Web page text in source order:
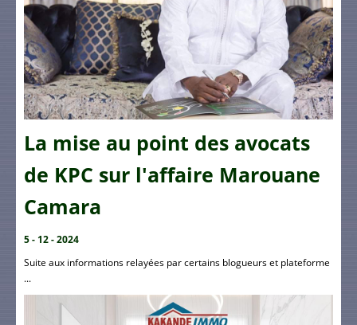
La mise au point des avocats
de KPC sur l'affaire Marouane
Camara
5 - 12 - 2024
Suite aux informations relayées par certains blogueurs et plateforme
...